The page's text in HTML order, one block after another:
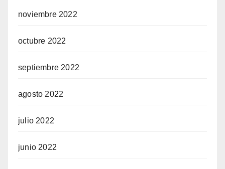
noviembre 2022
octubre 2022
septiembre 2022
agosto 2022
julio 2022
junio 2022